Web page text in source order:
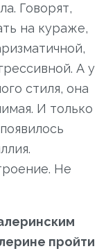
Говорят,
на кураже,
А у
стиля, она
И только
Не
пройти